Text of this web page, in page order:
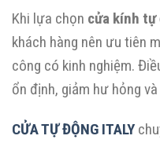
Khi lựa chọn cửa kính
khách hàng nên ưu tiên
công có kinh nghiệm.
ổn định, giảm hư hỏng
CỬA TỰ ĐỘNG ITALY